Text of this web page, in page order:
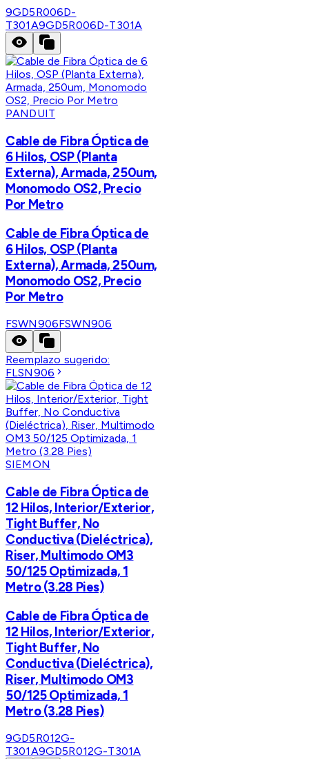
9GD5R006D-
T301A9GD5R006D-T301A
PANDUIT
Cable de Fibra Óptica de
6 Hilos, OSP (Planta
Externa), Armada, 250um,
Monomodo OS2, Precio
Por Metro
Cable de Fibra Óptica de
6 Hilos, OSP (Planta
Externa), Armada, 250um,
Monomodo OS2, Precio
Por Metro
FSWN906FSWN906
Reemplazo sugerido:
FLSN906
SIEMON
Cable de Fibra Óptica de
12 Hilos, Interior/Exterior,
Tight Buffer, No
Conductiva (Dieléctrica),
Riser, Multimodo OM3
50/125 Optimizada, 1
Metro (3.28 Pies)
Cable de Fibra Óptica de
12 Hilos, Interior/Exterior,
Tight Buffer, No
Conductiva (Dieléctrica),
Riser, Multimodo OM3
50/125 Optimizada, 1
Metro (3.28 Pies)
9GD5R012G-
T301A9GD5R012G-T301A